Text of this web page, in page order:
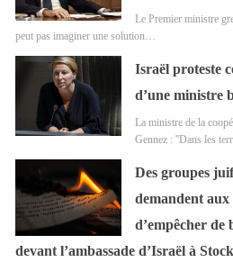
Le Premier ministre
peut pas imaginer une solution…
Israël proteste
d’une ministre
La ministre de la
Gennez : ''Dans les
Des groupes
demandent aux
d’empêcher de
devant l’ambassade d’Israël à